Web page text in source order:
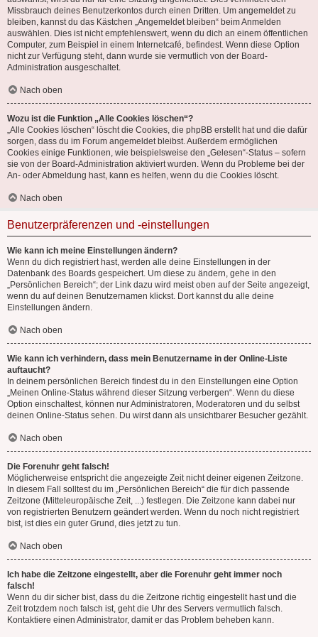
Missbrauch deines Benutzerkontos durch einen Dritten. Um angemeldet zu
bleiben, kannst du das Kästchen „Angemeldet bleiben“ beim Anmelden
auswählen. Dies ist nicht empfehlenswert, wenn du dich an einem öffentlichen
Computer, zum Beispiel in einem Internetcafé, befindest. Wenn diese Option
nicht zur Verfügung steht, dann wurde sie vermutlich von der Board-
Administration ausgeschaltet.
Nach oben
Wozu ist die Funktion „Alle Cookies löschen“?
„Alle Cookies löschen“ löscht die Cookies, die phpBB erstellt hat und die dafür
sorgen, dass du im Forum angemeldet bleibst. Außerdem ermöglichen
Cookies einige Funktionen, wie beispielsweise den „Gelesen“-Status – sofern
sie von der Board-Administration aktiviert wurden. Wenn du Probleme bei der
An- oder Abmeldung hast, kann es helfen, wenn du die Cookies löscht.
Nach oben
Benutzerpräferenzen und -einstellungen
Wie kann ich meine Einstellungen ändern?
Wenn du dich registriert hast, werden alle deine Einstellungen in der
Datenbank des Boards gespeichert. Um diese zu ändern, gehe in den
„Persönlichen Bereich“; der Link dazu wird meist oben auf der Seite angezeigt,
wenn du auf deinen Benutzernamen klickst. Dort kannst du alle deine
Einstellungen ändern.
Nach oben
Wie kann ich verhindern, dass mein Benutzername in der Online-Liste
auftaucht?
In deinem persönlichen Bereich findest du in den Einstellungen eine Option
„Meinen Online-Status während dieser Sitzung verbergen“. Wenn du diese
Option einschaltest, können nur Administratoren, Moderatoren und du selbst
deinen Online-Status sehen. Du wirst dann als unsichtbarer Besucher gezählt.
Nach oben
Die Forenuhr geht falsch!
Möglicherweise entspricht die angezeigte Zeit nicht deiner eigenen Zeitzone.
In diesem Fall solltest du im „Persönlichen Bereich“ die für dich passende
Zeitzone (Mitteleuropäische Zeit, ...) festlegen. Die Zeitzone kann dabei nur
von registrierten Benutzern geändert werden. Wenn du noch nicht registriert
bist, ist dies ein guter Grund, dies jetzt zu tun.
Nach oben
Ich habe die Zeitzone eingestellt, aber die Forenuhr geht immer noch
falsch!
Wenn du dir sicher bist, dass du die Zeitzone richtig eingestellt hast und die
Zeit trotzdem noch falsch ist, geht die Uhr des Servers vermutlich falsch.
Kontaktiere einen Administrator, damit er das Problem beheben kann.